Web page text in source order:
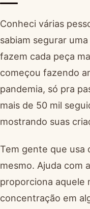
Conheci várias
sabiam segurar
fazem cada peça
começou fazendo
pandemia, só pra
mais de 50 mil
mostrando suas
Tem gente que usa
mesmo. Ajuda com
proporciona aquele
concentração em